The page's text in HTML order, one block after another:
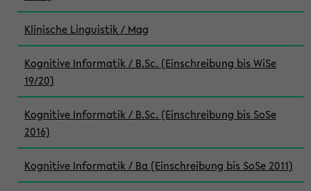
Klinische Linguistik / Mag
Kognitive Informatik / B.Sc. (Einschreibung bis WiSe
19/20)
Kognitive Informatik / B.Sc. (Einschreibung bis SoSe
2016)
Kognitive Informatik / Ba (Einschreibung bis SoSe 2011)